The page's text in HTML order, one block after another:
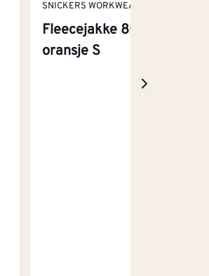
SNICKERS WORKWEAR
Fleecejakke 8035
oransje S